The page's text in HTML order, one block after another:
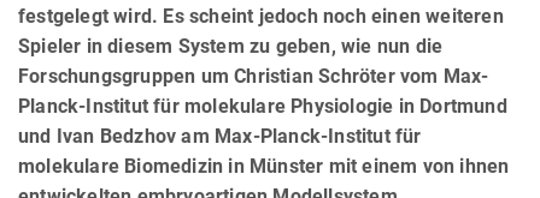
festgelegt wird. Es scheint jedoch noch einen weiteren
Spieler in diesem System zu geben, wie nun die
Forschungsgruppen um Christian Schröter vom Max-
Planck-Institut für molekulare Physiologie in Dortmund
und Ivan Bedzhov am Max-Planck-Institut für
molekulare Biomedizin in Münster mit einem von ihnen